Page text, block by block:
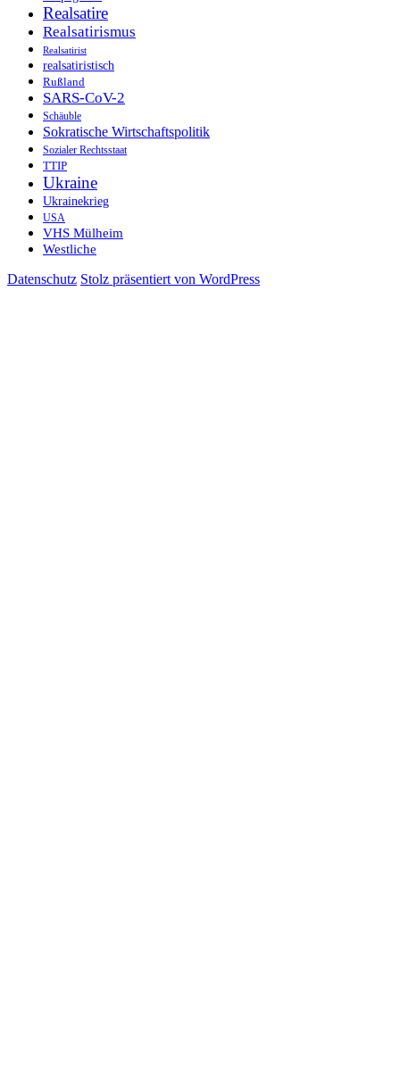
Realsatire
Realsatirismus
Realsatirist
realsatiristisch
Rußland
SARS-CoV-2
Schäuble
Sokratische Wirtschaftspolitik
Sozialer Rechtsstaat
TTIP
Ukraine
Ukrainekrieg
USA
VHS Mülheim
Westliche
Datenschutz Stolz präsentiert von WordPress